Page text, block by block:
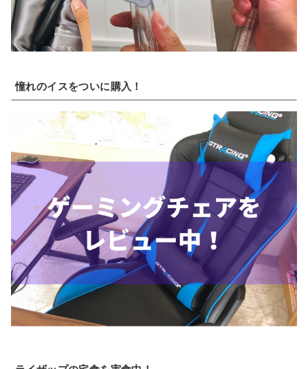
憧れのイスをついに購入！